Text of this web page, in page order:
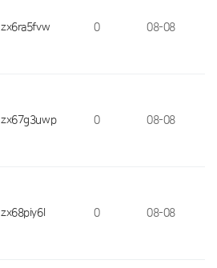
zx6ra5fvw 0 08-08
zx67g3uwp 0 08-08
zx68piy6l 0 08-08